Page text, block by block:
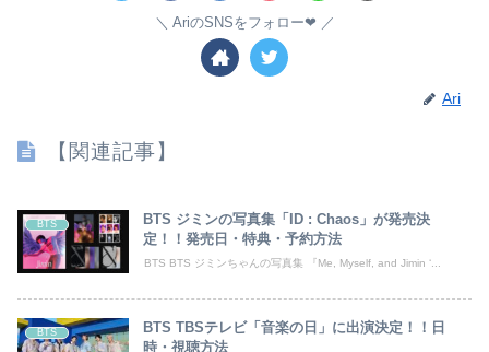
AriのSNSをフォロー❤︎
Ari
【関連記事】
BTS
BTS ジミンの写真集「ID : Chaos」が発売決
定！！発売日・特典・予約方法
BTS BTS ジミンちゃんの写真集 『Me, Myself, and Jimin ‘...
BTS
BTS TBSテレビ「音楽の日」に出演決定！！日
時・視聴方法